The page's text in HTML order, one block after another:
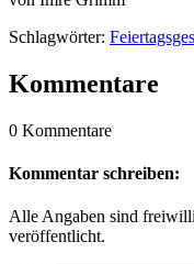
Schlagwörter:
Kommentare
0 Kommentare
Kommentar schreiben:
Alle Angaben sind
veröffentlicht.